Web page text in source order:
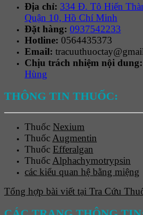
Địa chỉ: 334 Đ. Tô Hiến
Quận 10, Hồ Chí Minh
Đặt hàng: 0937542233
Hotline: 0564435373
Email:
Chịu trách nhiệm nội dung:
Hùng
THÔNG TIN THUỐC:
Thuốc Nexium
ThuốcAugmentin
Thuốc Efferalgan
ThuốcAlphachymotrypsin
các kiểu quan hệ bằng miệng
Tổng hợp bài viết tại Tra Cứu